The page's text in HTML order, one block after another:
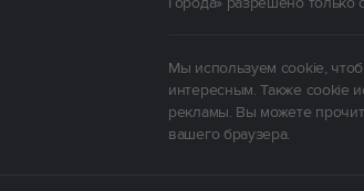
Мы используем cookie,
интересным. Также cookie
рекламы. Вы можете
вашего браузера.